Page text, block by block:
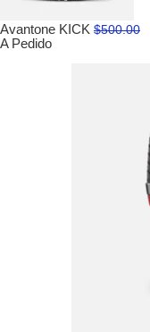
Avantone KICK $500.00
A Pedido